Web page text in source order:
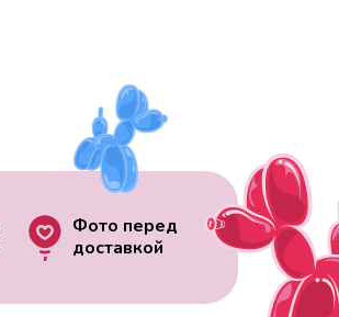
Фото перед
доставкой